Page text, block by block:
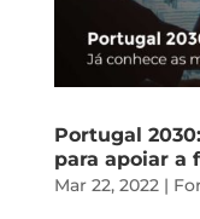
Portugal
para apoiar a
Mar 22, 2022 |